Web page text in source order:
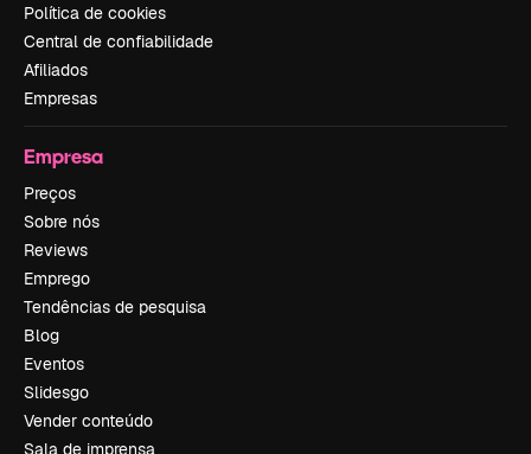
Política de cookies
Central de confiabilidade
Afiliados
Empresas
Empresa
Preços
Sobre nós
Reviews
Emprego
Tendências de pesquisa
Blog
Eventos
Slidesgo
Vender conteúdo
Sala de imprensa